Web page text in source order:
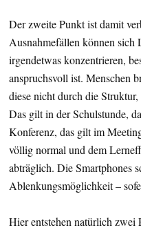
Der zweite Punkt ist damit
Ausnahmefällen können
irgendetwas konzentrieren,
anspruchsvoll ist. Menschen
diese nicht durch die
Das gilt in der Schulstunde,
Konferenz, das gilt im
völlig normal und dem
abträglich. Die Smartphones
Ablenkungsmöglichkeit –
Hier entstehen natürlich zwei